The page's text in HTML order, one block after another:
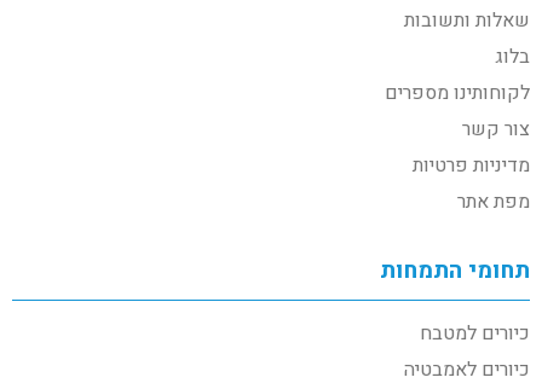
שאלות ותשובות
בלוג
לקוחותינו מספרים
צור קשר
מדיניות פרטיות
מפת אתר
תחומי התמחות
כיורים למטבח
כיורים לאמבטיה